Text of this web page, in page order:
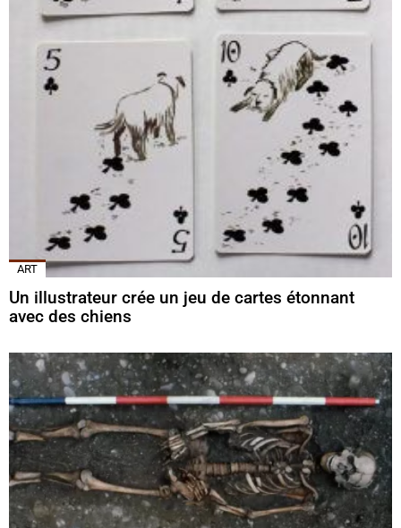
ART
Un illustrateur crée un jeu de cartes étonnant
avec des chiens